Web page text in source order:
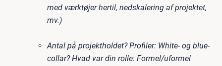
med værktøjer hertil, nedskalering af projektet,
mv.)
Antal på projektholdet? Profiler: White- og blue-
collar? Hvad var din rolle: Formel/uformel